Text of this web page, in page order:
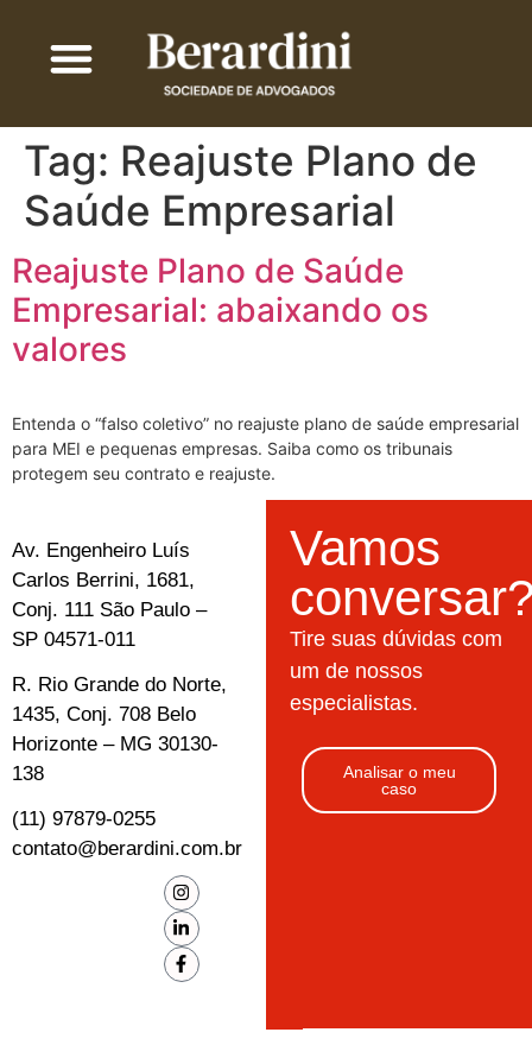
Tag: Reajuste Plano de
Saúde Empresarial
Reajuste Plano de Saúde
Empresarial: abaixando os
valores
Entenda o “falso coletivo” no reajuste plano de saúde empresarial
para MEI e pequenas empresas. Saiba como os tribunais
protegem seu contrato e reajuste.
Av. Engenheiro Luís
Carlos Berrini, 1681,
Conj. 111 São Paulo –
SP 04571-011
R. Rio Grande do Norte,
1435, Conj. 708 Belo
Horizonte – MG 30130-
138
(11) 97879-0255
contato@berardini.com.br
Vamos
Tire suas dúvidas com
um de nossos
especialistas.
Analisar o meu
caso